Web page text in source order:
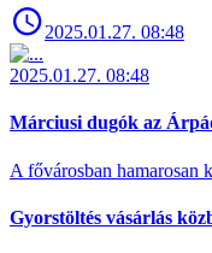
2025.01.27. 08:48
2025.01.27. 08:48
Márciusi dugók az
A fővárosban hamarosan
Gyorstöltés vásárlás